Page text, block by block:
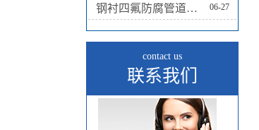
钢衬四氟防腐管道，保障工业运行的可靠选择 06-27
contact us
联系我们